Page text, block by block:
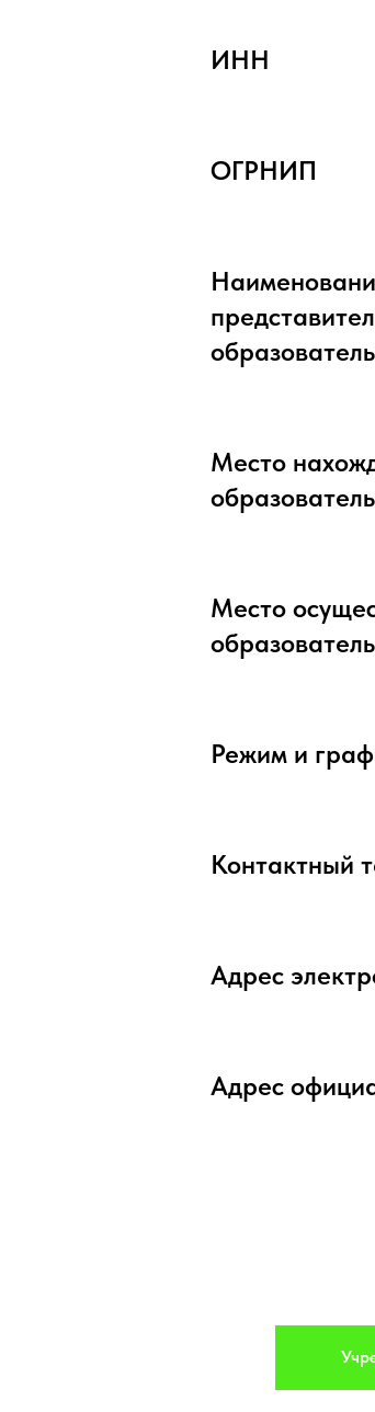
ИНН
ОГРНИП
Место
Место
Режим и
Контактный
Адрес
Адрес